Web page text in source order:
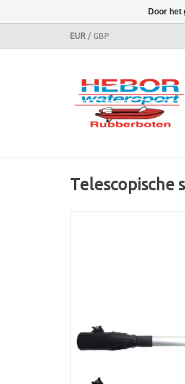
EUR / GBP
Telescopische
Door het